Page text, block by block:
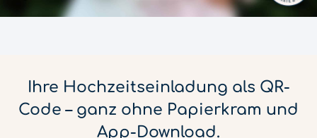
Ihre Hochzeitseinladung als QR-
Code – ganz ohne Papierkram und
App-Download.